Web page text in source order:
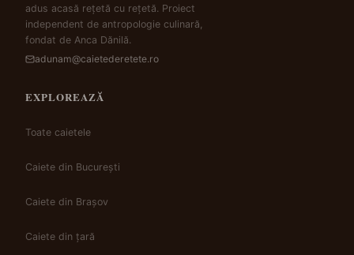
adus acasă rețetă cu rețetă. Proiect
independent de antropologie culinară,
fondat de Anca Dănilă.
adunam@caietederetete.ro
EXPLOREAZĂ
Toate caietele
Caiete din București
Caiete din Brașov
Caiete din țară